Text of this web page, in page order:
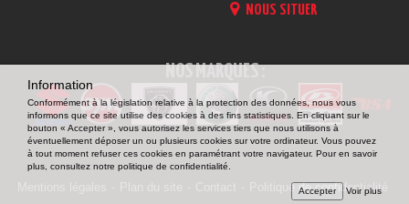
NOUS SITUER
NOS MARQUES :
Politique de confidentialité
Information
Conformément à la législation relative à la protection des données, nous vous
informons que ce site utilise des cookies à des fins statistiques. En cliquant sur le
bouton « Accepter », vous autorisez les services tiers que nous utilisons à
éventuellement déposer un ou plusieurs cookies sur votre ordinateur. Vous pouvez
à tout moment refuser ces cookies en paramétrant votre navigateur. Pour en savoir
plus, consultez notre politique de confidentialité.
Accepter Voir plus